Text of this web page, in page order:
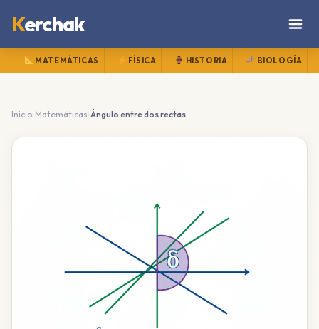
Kerchak
MATEMÁTICAS FÍSICA HISTORIA BIOLOGÍA
Inicio›Matemáticas ›Ángulo entre dos rectas